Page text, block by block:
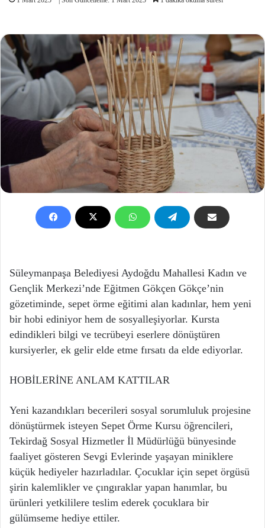
Süleymanpaşa Belediyesi Aydoğdu Mahallesi Kadın ve
Gençlik Merkezi’nde Eğitmen Gökçen Gökçe’nin
gözetiminde, sepet örme eğitimi alan kadınlar, hem yeni
bir hobi ediniyor hem de sosyalleşiyorlar. Kursta
edindikleri bilgi ve tecrübeyi eserlere dönüştüren
kursiyerler, ek gelir elde etme fırsatı da elde ediyorlar.
HOBİLERİNE ANLAM KATTILAR
Yeni kazandıkları becerileri sosyal sorumluluk projesine
dönüştürmek isteyen Sepet Örme Kursu öğrencileri,
Tekirdağ Sosyal Hizmetler İl Müdürlüğü bünyesinde
faaliyet gösteren Sevgi Evlerinde yaşayan miniklere
küçük hediyeler hazırladılar. Çocuklar için sepet örgüsü
şirin kalemlikler ve çıngıraklar yapan hanımlar, bu
ürünleri yetkililere teslim ederek çocuklara bir
gülümseme hediye ettiler.